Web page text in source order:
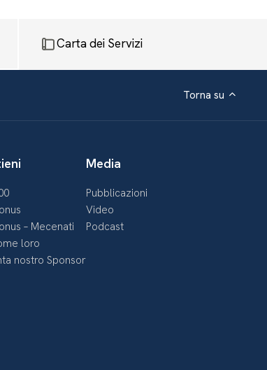
Carta dei Servizi
Torna su
– Mecenati
loro
nostro Sponsor
Media
Pubblicazioni
Video
Podcast